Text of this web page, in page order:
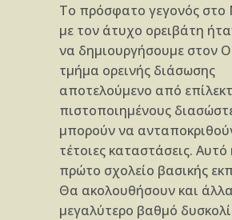
Το πρόσφατο γεγονός στο
με τον άτυχο ορειβάτη
να δημιουργήσουμε στον
τμήμα ορεινής διάσωσης
αποτελούμενο από
πιστοποιημένους
μπορούν να
τέτοιες καταστάσεις.
πρώτο σχολείο βασικής
Θα ακολουθήσουν και
μεγαλύτερο βαθμό